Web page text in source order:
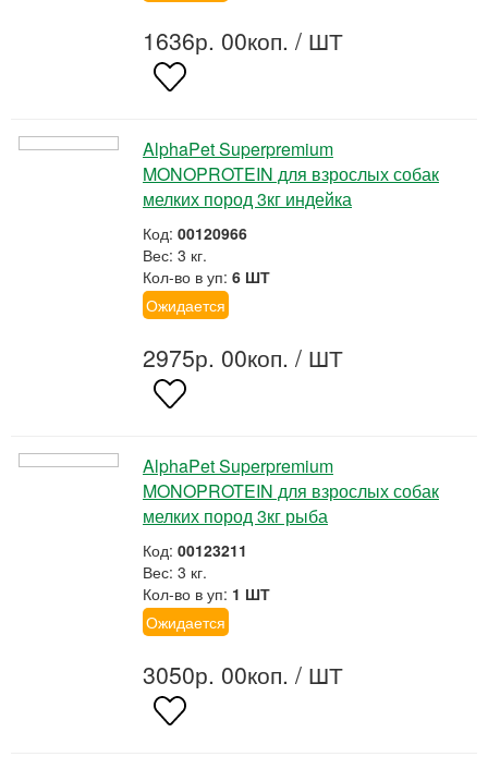
1636р. 00коп. / ШТ
AlphaPet Superpremium
MONOPROTEIN для взрослых собак
мелких пород 3кг индейка
Код: 00120966
Вес: 3 кг.
Кол-во в уп: 6 ШТ
Ожидается
2975р. 00коп. / ШТ
AlphaPet Superpremium
MONOPROTEIN для взрослых собак
мелких пород 3кг рыба
Код: 00123211
Вес: 3 кг.
Кол-во в уп: 1 ШТ
Ожидается
3050р. 00коп. / ШТ